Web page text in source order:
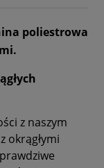
poliestrowa
z naszym
okrągłymi